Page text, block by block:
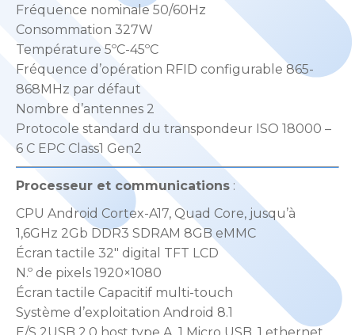
Fréquence nominale 50/60Hz
Consommation 327W
Température 5ºC-45ºC
Fréquence d’opération RFID configurable 865-
868MHz par défaut
Nombre d’antennes 2
Protocole standard du transpondeur ISO 18000 –
6 C EPC Class1 Gen2
Processeur et communications :
CPU Android Cortex-A17, Quad Core, jusqu’à
1,6GHz 2Gb DDR3 SDRAM 8GB eMMC
Écran tactile 32″ digital TFT LCD
N.º de pixels 1920×1080
Écran tactile Capacitif multi-touch
Système d’exploitation Android 8.1